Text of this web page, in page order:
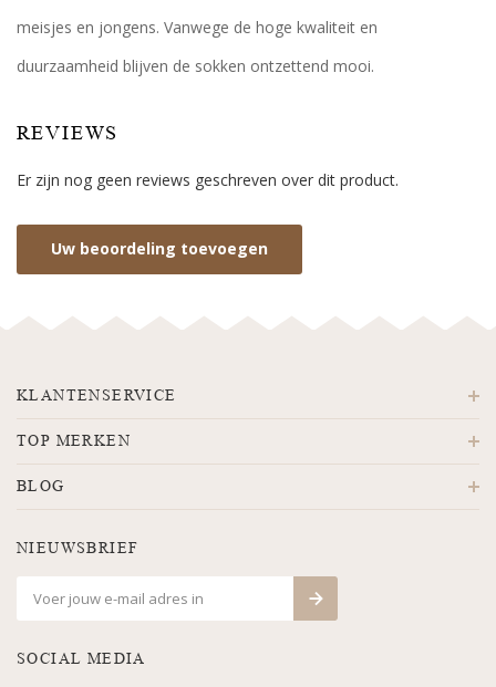
meisjes en jongens. Vanwege de hoge kwaliteit en
duurzaamheid blijven de sokken ontzettend mooi.
REVIEWS
Er zijn nog geen reviews geschreven over dit product.
Uw beoordeling toevoegen
KLANTENSERVICE
TOP MERKEN
BLOG
NIEUWSBRIEF
SOCIAL MEDIA